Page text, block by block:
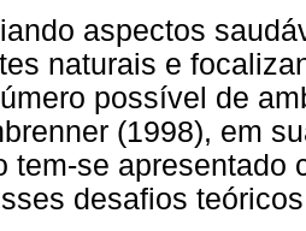
aspectos
naturais e
possível de
(1998), em
tem-se apresentado
desafios